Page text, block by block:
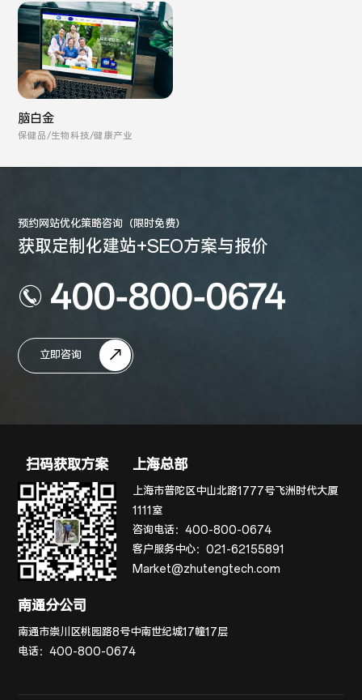
脑白金
保健品/生物科技/健康产业
预约网站优化策略咨询（限时免费）
获取定制化建站+SEO方案与报价
400-800-0674
立即咨询
扫码获取方案 上海总部
上海市普陀区中山北路1777号飞洲时代大厦
1111室
咨询电话：400-800-0674
客户服务中心：021-62155891
Market@zhutengtech.com
南通分公司
南通市崇川区桃园路8号中南世纪城17幢17层
电话：400-800-0674